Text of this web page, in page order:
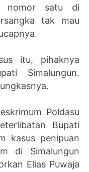
nomor satu di
tak mau
itu, pihaknya
Simalungun.
Poldasu
Bupati
kasus penipuan
di Simalungun
Elias Puwaja